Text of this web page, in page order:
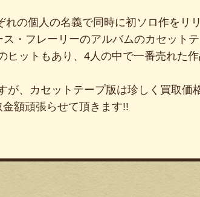
れの個人の名義で同時に初ソロ作をリ
・フレーリーのアルバムのカセットテ
ヒットもあり、4人の中で一番売れた作
が、カセットテープ版は珍しく買取価
額頑張らせて頂きます!!